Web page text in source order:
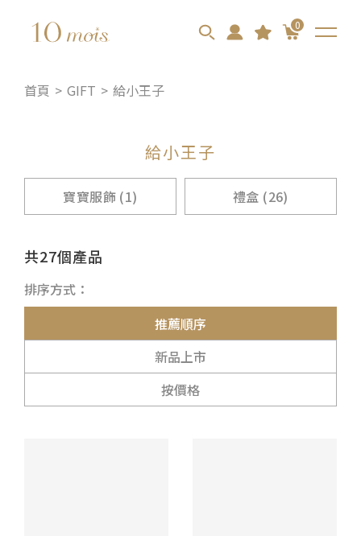
0
首頁 GIFT 給小王子
給小王子
寶寶服飾 (1) 禮盒 (26)
共27個產品
排序方式：
推薦順序
新品上市
按價格